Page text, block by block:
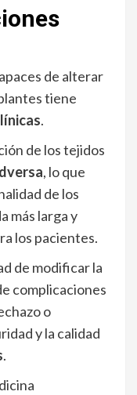
de alterar
tiene
.
de los tejidos
, lo que
de los
más larga y
los pacientes.
de modificar la
complicaciones
o
y la calidad
.